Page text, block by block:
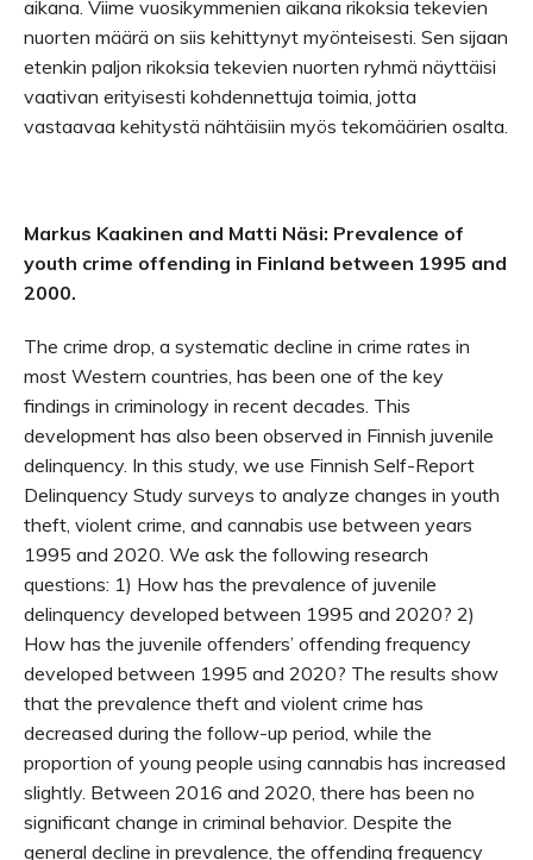
aikana. Viime vuosikymmenien aikana rikoksia tekevien
nuorten määrä on siis kehittynyt myönteisesti. Sen sijaan
etenkin paljon rikoksia tekevien nuorten ryhmä näyttäisi
vaativan erityisesti kohdennettuja toimia, jotta
vastaavaa kehitystä nähtäisiin myös tekomäärien osalta.
Markus Kaakinen and Matti Näsi: Prevalence of
youth crime offending in Finland between 1995 and
2000.
The crime drop, a systematic decline in crime rates in
most Western countries, has been one of the key
findings in criminology in recent decades. This
development has also been observed in Finnish juvenile
delinquency. In this study, we use Finnish Self-Report
Delinquency Study surveys to analyze changes in youth
theft, violent crime, and cannabis use between years
1995 and 2020. We ask the following research
questions: 1) How has the prevalence of juvenile
delinquency developed between 1995 and 2020? 2)
How has the juvenile offenders’ offending frequency
developed between 1995 and 2020? The results show
that the prevalence theft and violent crime has
decreased during the follow-up period, while the
proportion of young people using cannabis has increased
slightly. Between 2016 and 2020, there has been no
significant change in criminal behavior. Despite the
general decline in prevalence, the offending frequency